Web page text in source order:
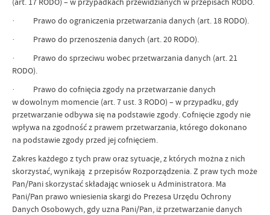
· Prawo do ograniczenia przetwarzania danych (art. 18 RODO).
· Prawo do przenoszenia danych (art. 20 RODO).
· Prawo do sprzeciwu wobec przetwarzania danych (art. 21
RODO).
· Prawo do cofnięcia zgody na przetwarzanie danych
w dowolnym momencie (art. 7 ust. 3 RODO) – w przypadku, gdy
przetwarzanie odbywa się na podstawie zgody. Cofnięcie zgody nie
wpływa na zgodność z prawem przetwarzania, którego dokonano
na podstawie zgody przed jej cofnięciem.
Zakres każdego z tych praw oraz sytuacje, z których można z nich
skorzystać, wynikają z przepisów Rozporządzenia. Z praw tych może
Pan/Pani skorzystać składając wniosek u Administratora. Ma
Pani/Pan prawo wniesienia skargi do Prezesa Urzędu Ochrony
Danych Osobowych, gdy uzna Pani/Pan, iż przetwarzanie danych